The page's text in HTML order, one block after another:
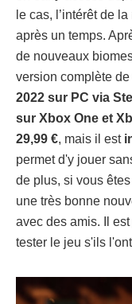
le cas, l’intérêt de
après un temps.
de nouveaux
version complète
2022 sur PC via
sur Xbox One et
29,99 €, mais il est
permet d'y jouer
de plus, si vous
une très bonne
avec des amis. Il
tester le jeu s'ils